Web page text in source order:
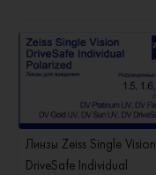
Линзы Zeiss Single Vision
DriveSafe Individual